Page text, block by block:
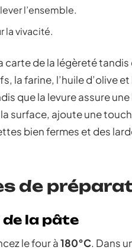
l’ensemble.
la vivacité.
carte de la légèreté
la farine, l’huile d’olive
que la levure assure
surface, ajoute une
bien fermes et des
de
la pâte
le four à180°C. Dans